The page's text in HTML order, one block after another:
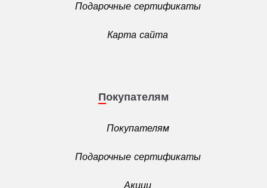
Подарочные сертификаты
Карта сайта
Покупателям
Покупателям
Подарочные сертификаты
Акции